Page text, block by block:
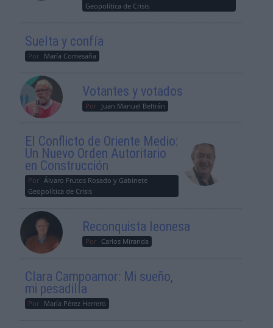
Geopolítica de Crisis
Suelta y confía
Por María Comesaña
Votantes y votados
Por Juan Manuel Beltrán
El Conflicto de Oriente Medio:
Un Nuevo Orden Autoritario
en Construcción
Por Álvaro Frutos Rosado y Gabinete
Geopolítica de Crisis
Reconquista leonesa
Por Carlos Miranda
Clara Campoamor: Mi sueño,
mi pesadilla
Por María Pérez Herrero